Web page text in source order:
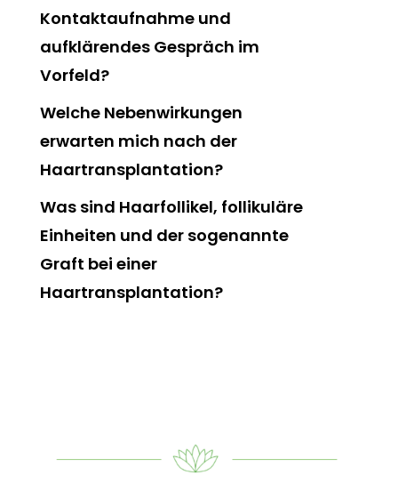
Kontaktaufnahme und
aufklärendes Gespräch im
Vorfeld?
Welche Nebenwirkungen
erwarten mich nach der
Haartransplantation?
Was sind Haarfollikel, follikuläre
Einheiten und der sogenannte
Graft bei einer
Haartransplantation?